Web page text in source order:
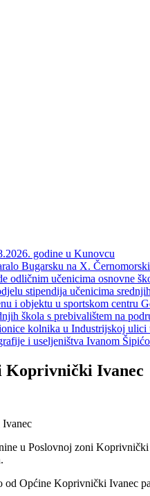
godine u Kunovcu
Bugarsku na X.
odličnim učenicima osnovne
stipendija učenicima
i objektu u sportskom centru
škola s prebivalištem na
kolnika u Industrijskoj
i useljeništva Ivanom
Koprivnički Ivanec
u Poslovnoj zoni
od Općine Koprivnički Ivanec